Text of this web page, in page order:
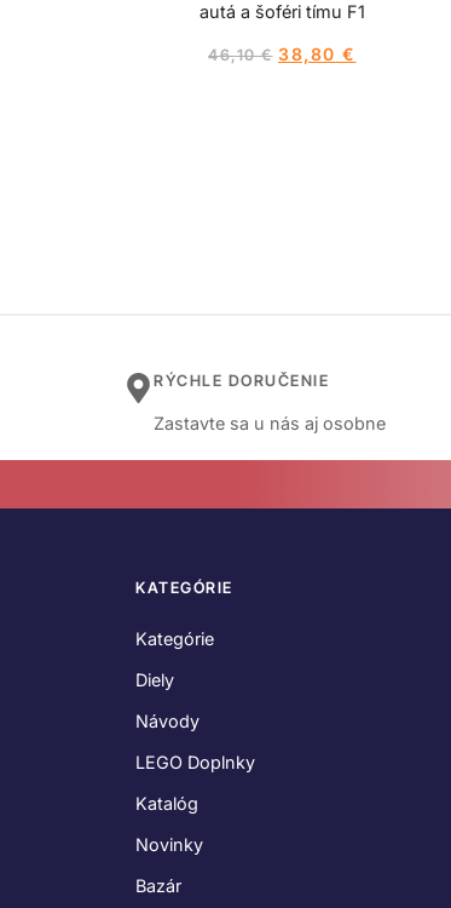
autá a šoféri tímu F1
46,10€ 38,80 €
RÝCHLE DORUČENIE
Zastavte sa u nás aj osobne
KATEGÓRIE
Kategórie
Diely
Návody
LEGO Doplnky
Katalóg
Novinky
Bazár